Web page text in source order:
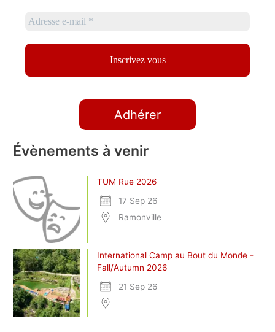
Adhérer
Évènements à venir
TUM Rue 2026
17 Sep 26
Ramonville
International Camp au Bout du Monde -
Fall/Autumn 2026
21 Sep 26